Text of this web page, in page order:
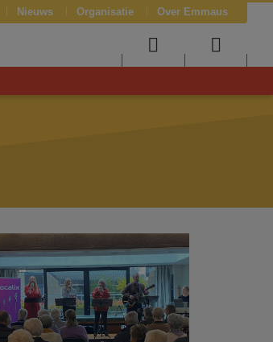
Nieuws Organisatie Over Emmaus
User
menu
menu